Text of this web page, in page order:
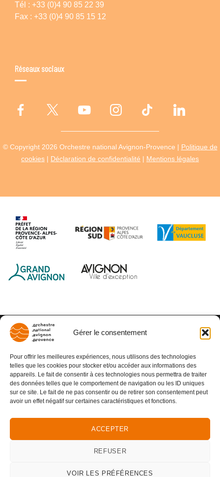
Gérer le consentement
Pour offrir les meilleures expériences, nous utilisons des technologies
telles que les cookies pour stocker et/ou accéder aux informations des
appareils. Le fait de consentir à ces technologies nous permettra de traiter
des données telles que le comportement de navigation ou les ID uniques
sur ce site. Le fait de ne pas consentir ou de retirer son consentement peut
avoir un effet négatif sur certaines caractéristiques et fonctions.
ACCEPTER
REFUSER
VOIR LES PRÉFÉRENCES
Tél : +33 (0)4 90 85 22 39
Fax : +33 (0)4 90 85 15 12
Réseaux sociaux
© Copyright 2026 Orchestre national Avignon-Provence | Politique de
cookies | Déclaration de confidentialité | Mentions légales